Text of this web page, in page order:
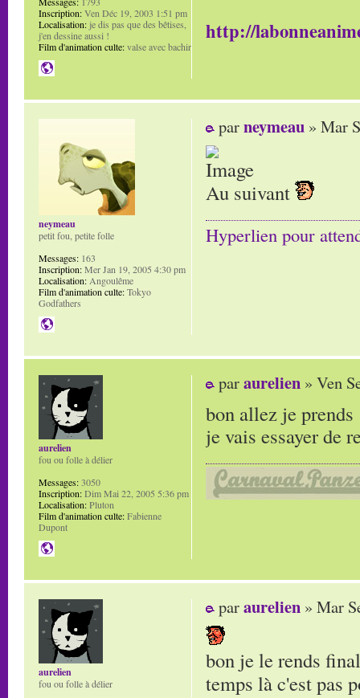
http://
Inscription:Ven Déc 19, 2003 1:51 pm
Localisation: je dis pas que des bêtises,
j'en dessine aussi !
Film d'animation culte:valse avec bachir
parneymeau » Mar
Au suivant
Hyperlien pour
neymeau
petit fou, petite folle
Messages: 163
Inscription:Mer Jan 19, 2005 4:30 pm
Localisation: Angoulême
Film d'animation culte:Tokyo
Godfathers
paraurelien » Ven
bon allez je
je vais essayer de
aurelien
fou ou folle à délier
Messages:3050
Inscription:Dim Mai 22, 2005 5:36 pm
Localisation:Pluton
Film d'animation culte:Fabienne
Dupont
paraurelien » Mar
bon je le rends
temps là c'est pas
aurelien
fou ou folle à délier